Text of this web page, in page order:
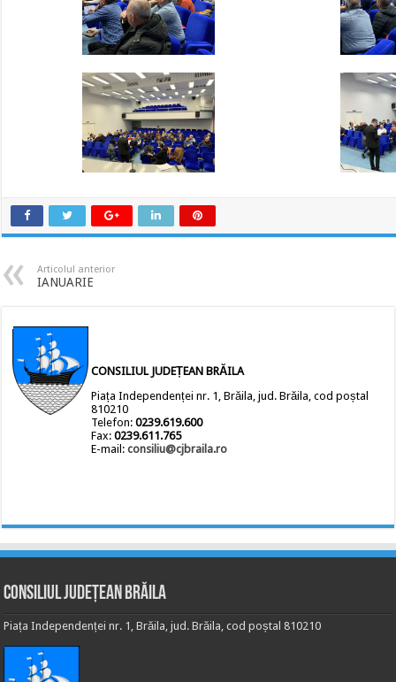
Articolul anterior
IANUARIE
CONSILIUL JUDEȚEAN BRĂILA
Piața Independenței nr. 1, Brăila, jud. Brăila, cod poștal
810210
Telefon:0239.619.600
Fax:0239.611.765
E-mail:consiliu@cjbraila.ro
Consiliul Județean Brăila
Piața Independenței nr. 1, Brăila, jud. Brăila, cod poștal 810210